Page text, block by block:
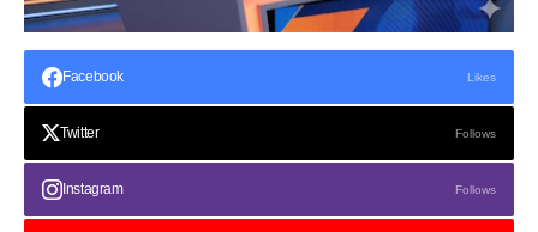
Facebook Likes
Twitter Follows
Instagram Follows